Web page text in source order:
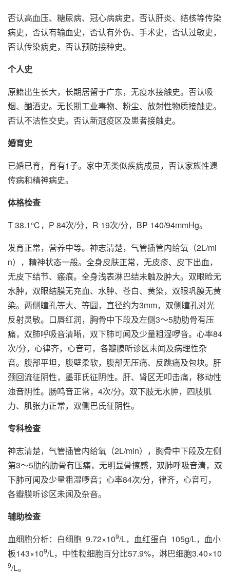
否认高血压、糖尿病、冠心病病史，否认肝炎、结核等传染
病史，否认有输血史，否认有外伤、手术史，否认过敏史，
否认传染病史，否认预防接种史。
个人史
原籍出生长大，长期居留于广东，无疫水接触史。否认吸
烟、酗酒史。无长期工业毒物、粉尘、放射性物质接触史。
否认不洁性交史。否认新冠疫区及患者接触史。
婚育史
已婚已育，育有1子。家中无类似疾病成员，否认家族性遗
传病和精神病史。
体格检查
T 38.1℃，P 84次/分，R 19次/分，BP 140/94mmHg。
发育正常，营养中等。神志清楚，气管插管内给氧（2L/mi
n），精神状态一般。全身皮肤正常，无皮疹、皮下出血，
无皮下结节、瘢痕。全身浅表淋巴结未触及肿大。双眼睑无
水肿，双眼结膜无充血、水肿、苍白、黄染，双眼巩膜无黄
染。两侧瞳孔等大、等圆，直径约为3mm，双侧瞳孔对光
反射灵敏。口唇红润，胸骨中下段及左侧3～5肋肋骨有压
痛，双肺呼吸音清晰，双下肺可闻及少量粗湿啰音。心率84
次/分，心律齐，心音可，各瓣膜听诊区未闻及病理性杂
音。腹部平坦，腹壁柔软，腹部无压痛、反跳痛及包块。肝
颈回流征阴性，墨菲氏征阴性。肝、肾区无叩击痛，移动性
浊音阴性。肠鸣音正常，4次/分。双下肢无水肿，四肢肌
力、肌张力正常，双侧巴氏征阴性。
专科检查
神志清楚，气管插管内给氧（2L/min），胸骨中下段及左侧
第3～5肋的肋骨有压痛，无明显骨擦感，双肺呼吸音清，双
下肺可闻及少量粗湿啰音；心率84次/分，律齐，心音可，
各瓣膜听诊区未闻及杂音。
辅助检查
血细胞分析：白细胞 9.72×109/L，血红蛋白 105g/L，血小
板143×109/L，中性粒细胞百分比57.9%，淋巴细胞3.40×10
9/L。